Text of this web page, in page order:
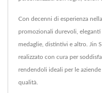
Con decenni di esperienza
promozionali durevoli,
medaglie, distintivi e altro. Jin
realizzato con cura per
rendendoli ideali per le
qualità.